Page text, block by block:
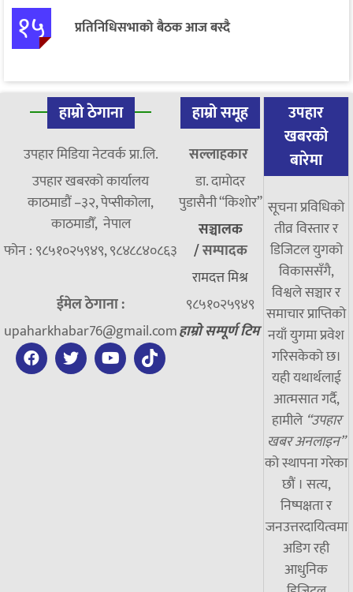
१५ प्रतिनिधिसभाको बैठक आज बस्दै
हाम्रो ठेगाना
उपहार मिडिया नेटवर्क प्रा.लि.
उपहार खबरको कार्यालय
काठमाडौं –३२, पेप्सीकोला,
काठमाडौँ, नेपाल
फोन : ९८५१०२५९४९, ९८४८८४०८६३
ईमेल ठेगाना :
upaharkhabar76@gmail.com
हाम्रो समूह
सल्लाहकार
डा. दामाेदर
पुडासैनी “किशाेर”
सञ्चालक
/सम्पादक
रामदत्त मिश्र
९८५१०२५९४९
हाम्रो सम्पूर्ण टिम
उपहार
खबरको
बारेमा
सूचना प्रविधिको
तीव्र विस्तार र
डिजिटल युगको
विकाससँगै,
विश्वले सञ्चार र
समाचार प्राप्तिको
नयाँ युगमा प्रवेश
गरिसकेको छ।
यही यथार्थलाई
आत्मसात गर्दै,
हामीले “उपहार
खबर अनलाइन”
को स्थापना गरेका
छौं । सत्य,
निष्पक्षता र
जनउत्तरदायित्वमा
अडिग रही
आधुनिक